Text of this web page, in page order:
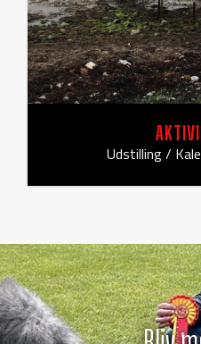
Udstilling /